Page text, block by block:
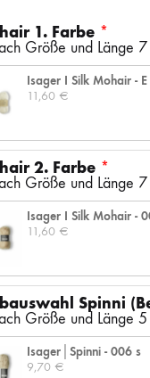
LITLG (LIFE
ANDERE
1. Farbe
Größe und Länge 7
Isager I Silk Mohair -
11,60 €
2. Farbe
Größe und Länge 7
Isager I Silk Mohair -
11,60 €
Spinni
Größe und Länge
Isager│Spinni - 006 s
9,70 €